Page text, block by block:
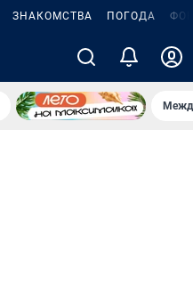
ЗНАКОМСТВА ПОГОДА